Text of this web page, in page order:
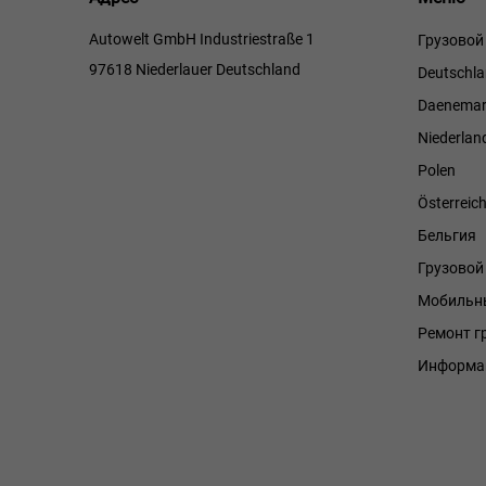
Autowelt GmbH Industriestraße 1
97618 Niederlauer Deutschland
Polen
Österreich
Бельгия
Ремонт